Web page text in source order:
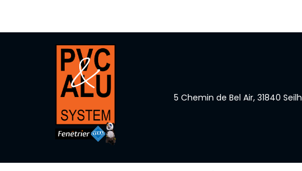
5 Chemin de Bel Air, 31840 Seilh